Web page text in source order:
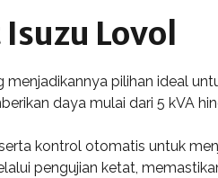
Lovol
pilihan ideal
daya mulai dari 5 kVA
kontrol otomatis untuk
pengujian ketat,